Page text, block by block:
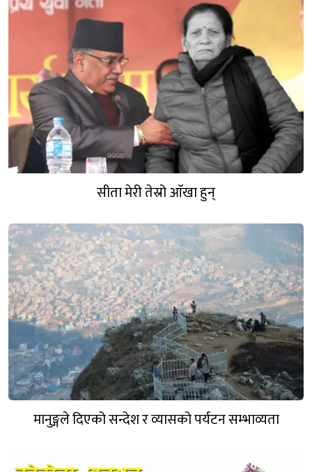
मार्चेः मुस्ताङको एक लुकेको स्वर्ग [फोटो फिचर]
सीता मेरी तेस्रो आँखा हुन्